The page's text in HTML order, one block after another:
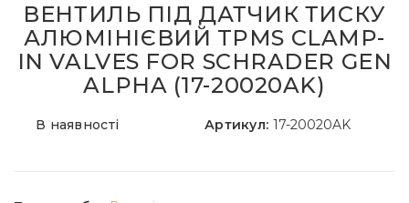
ВЕНТИЛЬ ПІД ДАТЧИК ТИСКУ
АЛЮМІНІЄВИЙ TPMS CLAMP-
IN VALVES FOR SCHRADER GEN
ALPHA (17-20020AK)
В наявності Артикул: 17-20020AK